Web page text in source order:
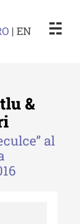
| EN ☵
- XLIV
&
al